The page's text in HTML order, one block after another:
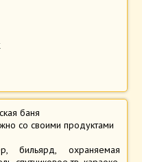
баня
со своими продуктами
,бильярд, охраняемая